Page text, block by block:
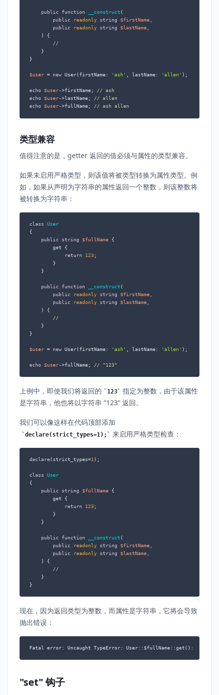
public function __construct (
public readonly string $firstName,
public readonly string $lastName,
)
{
//
    }
}
$user = new User(firstName: 'ash' , lastName: 'allen' );
echo $user->firstName;
// ash
echo
$user->lastName;
// allen
echo
$user->fullName; // ash allen
类型兼容
值得注意的是，getter 返回的值必须与属性的类型兼容。
如果未启用严格类型，则该值将被类型转换为属性类型。例
如，如果从声明为字符串的属性返回一个整数，则该整数将
被转换为字符串：
class
User
{
public
string $fullName {
        get {
return
123;
        }
    }
public function __construct (
public readonly string $firstName,
public readonly string $lastName,
)
{
//
    }
}
$user = new User(firstName: 'ash' , lastName: 'allen' );
echo $user->fullName; // "123"
上例中，即使我们将返回的 123
指定为整数，由于该属性
是字符串，他也将以字符串 ”123“ 返回。
我们可以像这样在代码顶部添加
declare(strict_types=1); 来启用严格类型检查：
declare(strict_types=1 );
class
User
{
public
string $fullName {
        get {
return
123;
        }
    }
public function __construct (
public readonly string $firstName,
public readonly string $lastName,
)
{
//
    }
}
现在，因为返回类型为整数，而属性是字符串，它将会导致
抛出错误：
Fatal error: Uncaught TypeError: User::$fullName::get():
"set" 钩子